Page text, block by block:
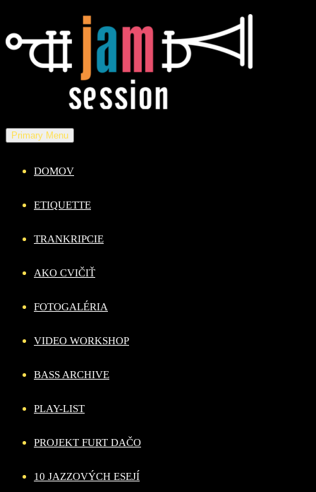
to
content
Primary Menu
DOMOV
ETIQUETTE
TRANKRIPCIE
AKO CVIČIŤ
FOTOGALÉRIA
VIDEO WORKSHOP
BASS ARCHIVE
PLAY-LIST
PROJEKT FURT DAČO
10 JAZZOVÝCH ESEJÍ